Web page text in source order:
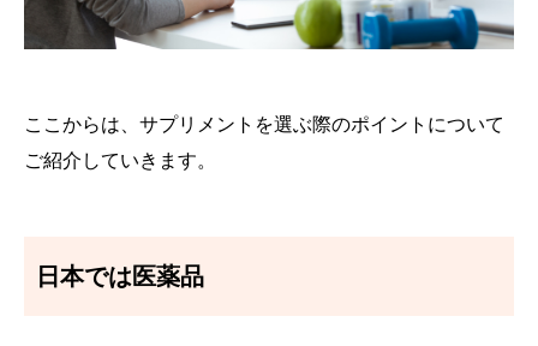
ここからは、サプリメントを選ぶ際のポイントについて
ご紹介していきます。
日本では医薬品